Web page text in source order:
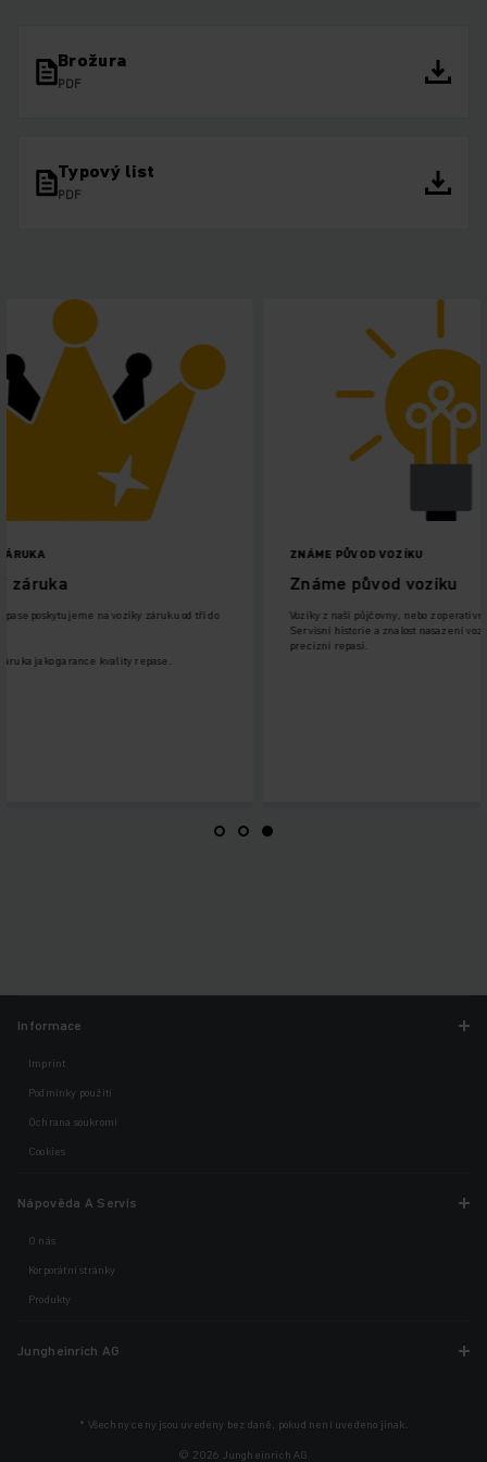
Brožura
PDF
Typový list
PDF
záruku od tří do
Známe původ vozíku
Vozíky z naší půjčovny, nebo z operativního leasingu.
Servisní historie a znalost nasazení vozíku, umožňuje
Informace
Imprint
Podmínky použití
Ochrana soukromí
Cookies
Nápověda A Servis
O nás
Korporátní stránky
Produkty
Jungheinrich AG
* Všechny ceny jsou uvedeny bez daně, pokud není uvedeno jinak.
© 2026 Jungheinrich AG